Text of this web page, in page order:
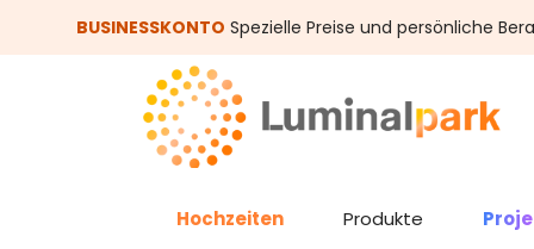
Hauptinhalt springen
Zur Suche springen
BUSINESSKONTO Spezielle Preise und persönliche
Hochzeiten Produkte